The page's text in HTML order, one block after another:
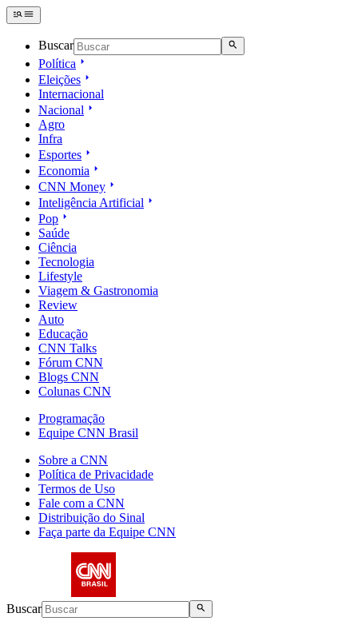
Buscar
Política
Eleições
Internacional
Nacional
Agro
Infra
Esportes
Economia
CNN Money
Inteligência Artificial
Pop
Saúde
Ciência
Tecnologia
Lifestyle
Viagem & Gastronomia
Review
Auto
Educação
CNN Talks
Fórum CNN
Blogs CNN
Colunas CNN
Programação
Equipe CNN Brasil
Sobre a CNN
Política de Privacidade
Termos de Uso
Fale com a CNN
Distribuição do Sinal
Faça parte da Equipe CNN
Buscar